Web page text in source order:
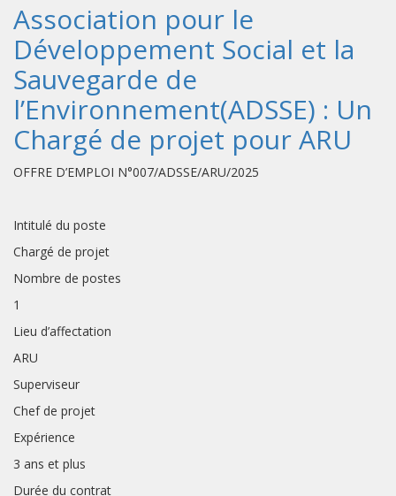
Association pour le
Développement Social et la
Sauvegarde de
l’Environnement(ADSSE) : Un
Chargé de projet pour ARU
OFFRE D’EMPLOI N°007/ADSSE/ARU/2025
Intitulé du poste
Chargé de projet
Nombre de postes
1
Lieu d’affectation
ARU
Superviseur
Chef de projet
Expérience
3 ans et plus
Durée du contrat